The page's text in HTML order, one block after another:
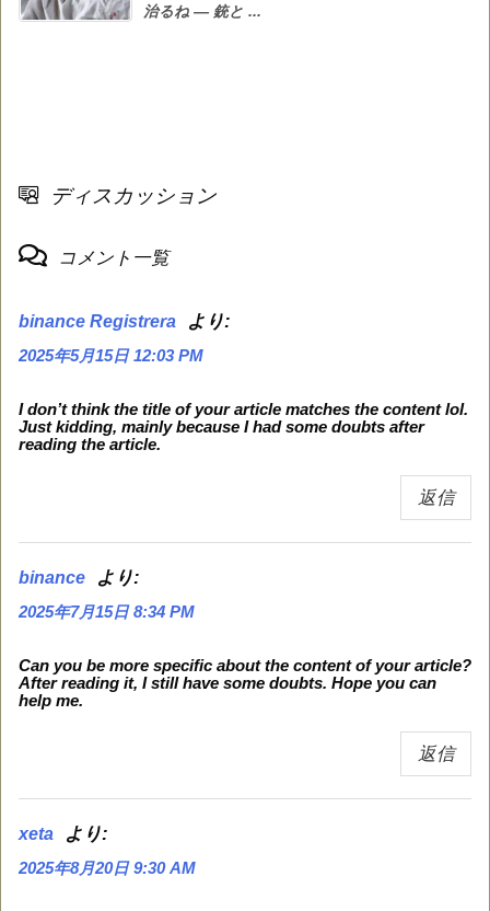
治るね — 銃と ...
ディスカッション
コメント一覧
binance Registrera より:
2025年5月15日 12:03 PM
I don’t think the title of your article matches the content lol.
Just kidding, mainly because I had some doubts after
reading the article.
返信
binance より:
2025年7月15日 8:34 PM
Can you be more specific about the content of your article?
After reading it, I still have some doubts. Hope you can
help me.
返信
xeta より:
2025年8月20日 9:30 AM